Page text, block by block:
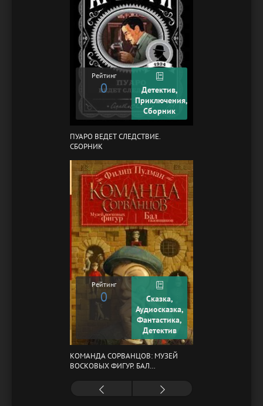
Рейтинг
0
Детектив,
Приключения,
Сборник
ПУАРО ВЕДЕТ СЛЕДСТВИЕ.
СБОРНИК
Рейтинг
0
Сказка,
Аудиосказка,
Фантастика,
Детектив
КОМАНДА СОРВАНЦОВ: МУЗЕЙ
ВОСКОВЫХ ФИГУР. БАЛ